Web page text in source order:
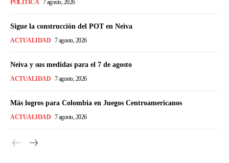
POLÍTICA 7 agosto, 2026
Sigue la construcción del POT en Neiva
ACTUALIDAD 7 agosto, 2026
Neiva y sus medidas para el 7 de agosto
ACTUALIDAD 7 agosto, 2026
Más logros para Colombia en Juegos Centroamericanos
ACTUALIDAD 7 agosto, 2026